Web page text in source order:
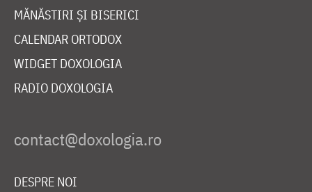
MĂNĂSTIRI ȘI BISERICI
CALENDAR ORTODOX
WIDGET DOXOLOGIA
RADIO DOXOLOGIA
DESPRE NOI